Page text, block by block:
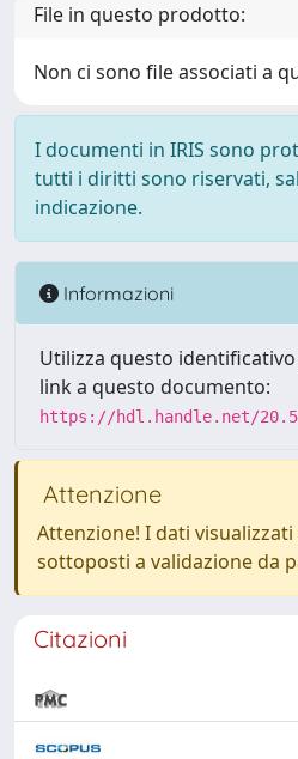
File in questo prodotto:
Non ci sono file associati a
I documenti in IRIS sono
tutti i diritti sono riservati,
indicazione.
Informazioni
Utilizza questo
link a questo documento:
https://hdl.handle.net/
Attenzione
Attenzione! I dati
sottoposti a validazione da
Citazioni